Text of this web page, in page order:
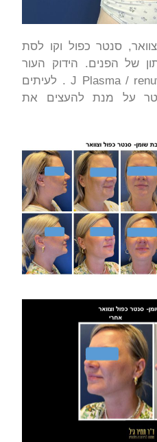
סנטר כפול וקו לסת
של הפנים. הידוק העור
מבוצע עם טכנולוגית J Plasma / renuvion . לעיתים
על מנת להעצים את